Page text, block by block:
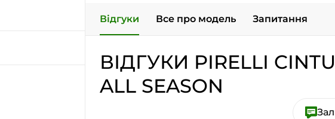
Відгуки Все про модель Запитання
ВІДГУКИ PIRELLI
ALL SEASON